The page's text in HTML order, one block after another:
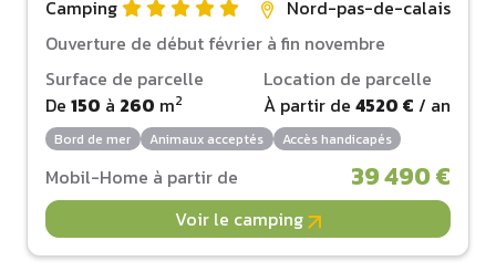
Camping
Nord-pas-de-calais
Ouverture de début février à fin novembre
Surface de parcelle
De 150 à 260 m2
Location de parcelle
À partir de 4520 € / an
Bord de mer Animaux acceptés Accès handicapés
Mobil-Home à partir de 39 490 €
Voir le camping